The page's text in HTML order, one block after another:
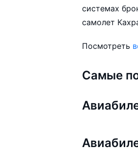
системах
самолет
Посмотреть
Самые